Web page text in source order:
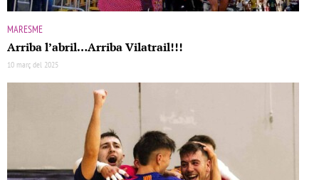
MARESME
Arriba l’abril…Arriba Vilatrail!!!
10 març del 2025